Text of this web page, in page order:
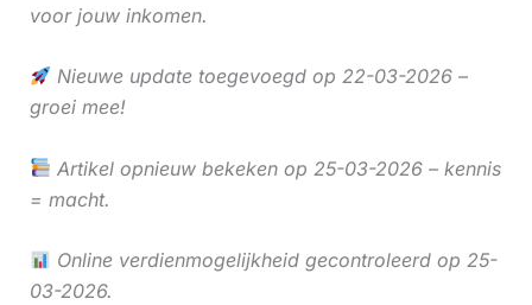
voor jouw inkomen.
Nieuwe update toegevoegd op 22-03-2026 –
groei mee!
Artikel opnieuw bekeken op 25-03-2026 – kennis
= macht.
Online verdienmogelijkheid gecontroleerd op 25-
03-2026.